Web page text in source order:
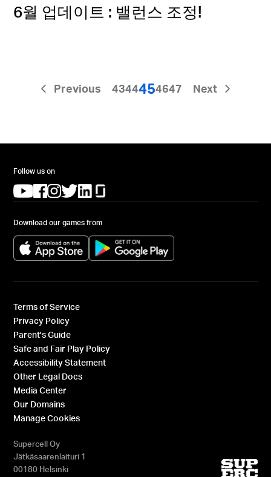
6월 업데이트 : 밸런스 조정!
Previous 4344454647 Next
Follow us on
(opens in a new tab)
(opens in a new tab)
(opens in a new tab)
(opens in a new tab)
(opens in a new tab)
Download our games from
(opens in a new tab) (opens in a new tab)
Terms of Service
Privacy Policy
Parent's Guide
Safe and Fair Play Policy
Accessibility Statement
Other Legal Docs
Media Center
Our Domains
Manage Cookies
Supercell Oy
Jätkäsaarenlaituri 1
00180 Helsinki